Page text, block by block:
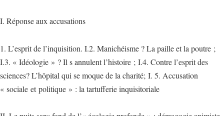
I. Réponse aux accusations
1. L’esprit de l’inquisition. I.2. Manichéisme ? La paille et la poutre ;
I.3. « Idéologie » ? Il s annulent l’histoire ; I.4. Contre l’esprit des
sciences? L’hôpital qui se moque de la charité; I. 5. Accusation
« sociale et politique » : la tartufferie inquisitoriale